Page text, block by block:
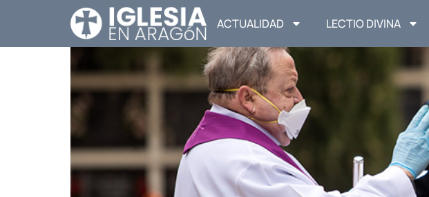
ACTUALIDAD LECTIO DIVINA